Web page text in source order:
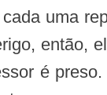
uma
então,
é